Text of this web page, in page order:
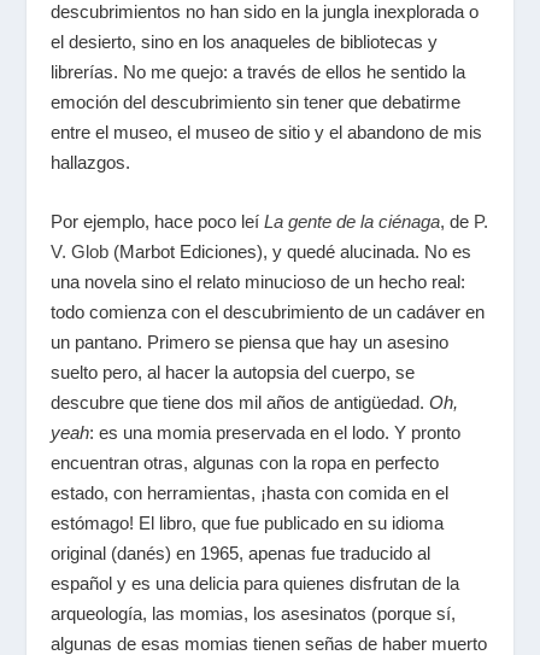
descubrimientos no han sido en la jungla inexplorada o
el desierto, sino en los anaqueles de bibliotecas y
librerías. No me quejo: a través de ellos he sentido la
emoción del descubrimiento sin tener que debatirme
entre el museo, el museo de sitio y el abandono de mis
hallazgos.
Por ejemplo, hace poco leíLa gente de la ciénaga, de P.
V. Glob (Marbot Ediciones), y quedé alucinada. No es
una novela sino el relato minucioso de un hecho real:
todo comienza con el descubrimiento de un cadáver en
un pantano. Primero se piensa que hay un asesino
suelto pero, al hacer la autopsia del cuerpo, se
descubre que tiene dos mil años de antigüedad.Oh,
yeah: es una momia preservada en el lodo. Y pronto
encuentran otras, algunas con la ropa en perfecto
estado, con herramientas, ¡hasta con comida en el
estómago! El libro, que fue publicado en su idioma
original (danés) en 1965, apenas fue traducido al
español y es una delicia para quienes disfrutan de la
arqueología, las momias, los asesinatos (porque sí,
algunas de esas momias tienen señas de haber muerto